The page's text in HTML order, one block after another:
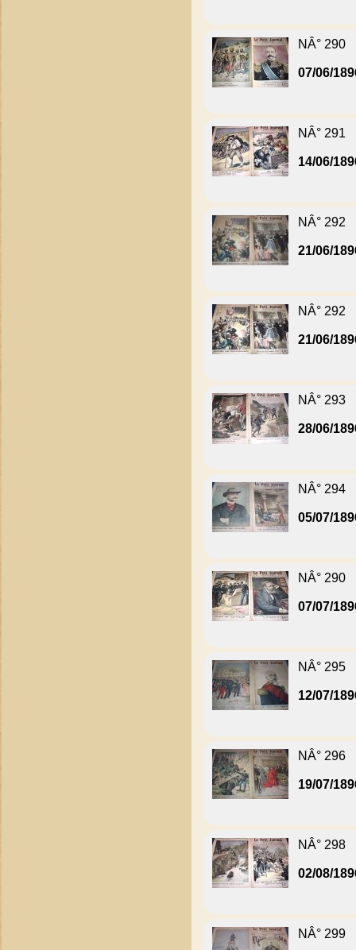
NÂ° 290
07/06/
NÂ° 291
14/06/
NÂ° 292
21/06/
NÂ° 292
21/06/
NÂ° 293
28/06/
NÂ° 294
05/07/
NÂ° 290
07/07/
NÂ° 295
12/07/
NÂ° 296
19/07/
NÂ° 298
02/08/
NÂ° 299